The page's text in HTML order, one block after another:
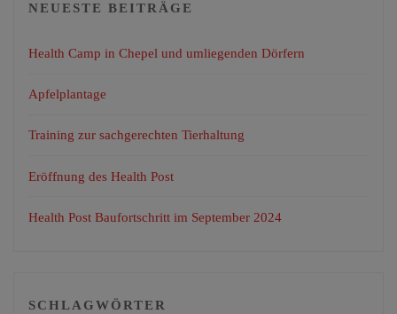
NEUESTE BEITRÄGE
Health Camp in Chepel und umliegenden Dörfern
Apfelplantage
Training zur sachgerechten Tierhaltung
Eröffnung des Health Post
Health Post Baufortschritt im September 2024
SCHLAGWÖRTER